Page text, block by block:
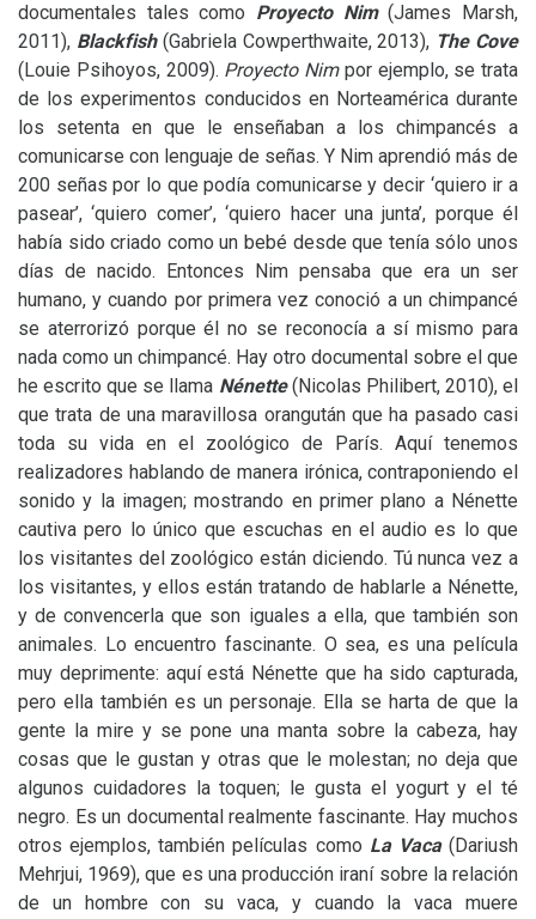
documentales tales como Proyecto Nim(James Marsh,
2011), Blackfish(Gabriela Cowperthwaite, 2013), The Cove
(Louie Psihoyos, 2009). Proyecto Nimpor ejemplo, se trata
de los experimentos conducidos en Norteamérica durante
los setenta en que le enseñaban a los chimpancés a
comunicarse con lenguaje de señas. Y Nim aprendió más de
200 señas por lo que podía comunicarse y decir ‘quiero ir a
pasear’, ‘quiero comer’, ‘quiero hacer una junta’, porque él
había sido criado como un bebé desde que tenía sólo unos
días de nacido. Entonces Nim pensaba que era un ser
humano, y cuando por primera vez conoció a un chimpancé
se aterrorizó porque él no se reconocía a sí mismo para
nada como un chimpancé. Hay otro documental sobre el que
he escrito que se llama Nénette(Nicolas Philibert, 2010), el
que trata de una maravillosa orangután que ha pasado casi
toda su vida en el zoológico de París. Aquí tenemos
realizadores hablando de manera irónica, contraponiendo el
sonido y la imagen; mostrando en primer plano a Nénette
cautiva pero lo único que escuchas en el audio es lo que
los visitantes del zoológico están diciendo. Tú nunca vez a
los visitantes, y ellos están tratando de hablarle a Nénette,
y de convencerla que son iguales a ella, que también son
animales. Lo encuentro fascinante. O sea, es una película
muy deprimente: aquí está Nénette que ha sido capturada,
pero ella también es un personaje. Ella se harta de que la
gente la mire y se pone una manta sobre la cabeza, hay
cosas que le gustan y otras que le molestan; no deja que
algunos cuidadores la toquen; le gusta el yogurt y el té
negro. Es un documental realmente fascinante. Hay muchos
otros ejemplos, también películas como La Vaca(Dariush
Mehrjui, 1969), que es una producción iraní sobre la relación
de un hombre con su vaca, y cuando la vaca muere